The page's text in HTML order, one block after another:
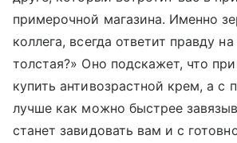
примерочной магазина. Именно
коллега, всегда ответит правду
толстая?» Оно подскажет, что
купить антивозрастной крем, а с
лучше как можно быстрее
станет завидовать вам и с